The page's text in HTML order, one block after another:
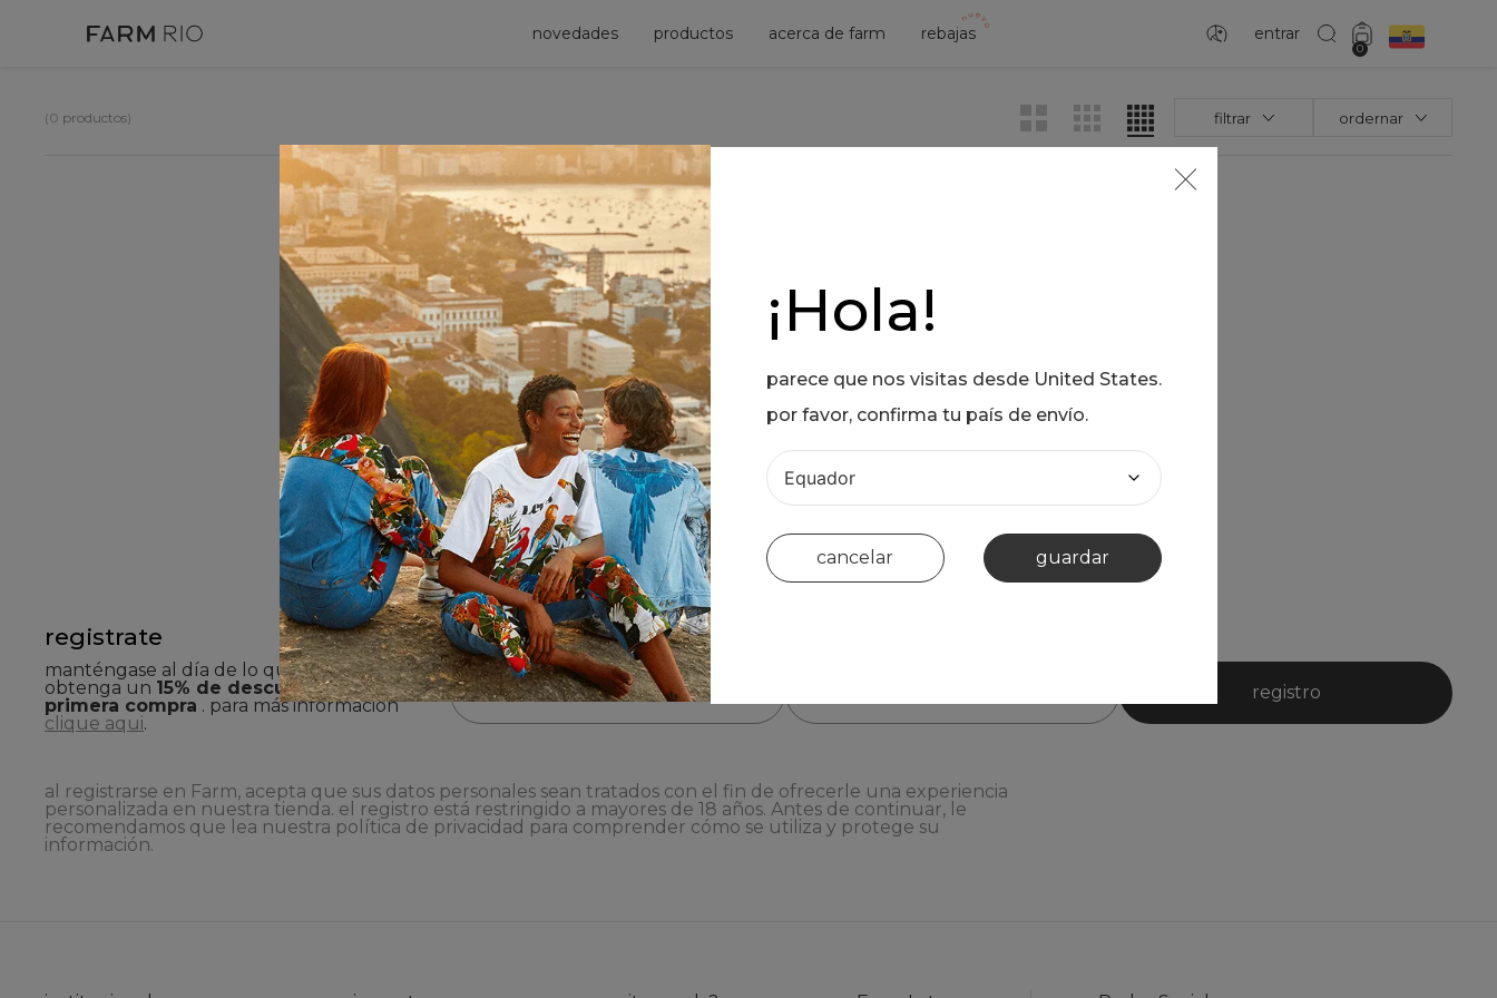
novedades productos acerca de farm rebajas entrar
0
¡Hola!
parece que nos visitas desde United States.
por favor, confirma tu país de envío.
cancelar guardar
0 productos filtrar ordernar
OOPS!
No se encontró ningún producto
¿Qué debo hacer?
Comprueba los términos ingresados
Intenta utilizar una sola palabra
Intenta buscar sinónimos del término deseado
registrate
manténgase al día de lo que ocurre aquí y
obtenga un 15% de descuento en su
primera compra . para más información
clique aqui.
registro
al registrarse en Farm, acepta que sus datos personales sean tratados con el fin de ofrecerle una experiencia
personalizada en nuestra tienda. el registro está restringido a mayores de 18 años. Antes de continuar, le
recomendamos que lea nuestra política de privacidad para comprender cómo se utiliza y protege su
información.